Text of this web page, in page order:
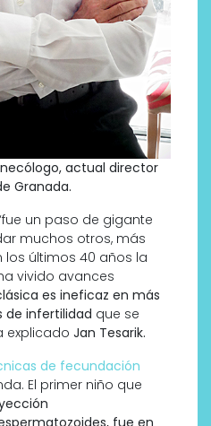
actual director
Granada.
un paso de gigante
muchos otros, más
últimos 40 años la
vivido avances
es ineficaz en más
de infertilidad que se
explicado Jan Tesarik.
de fecundación
El primer niño que
fue en